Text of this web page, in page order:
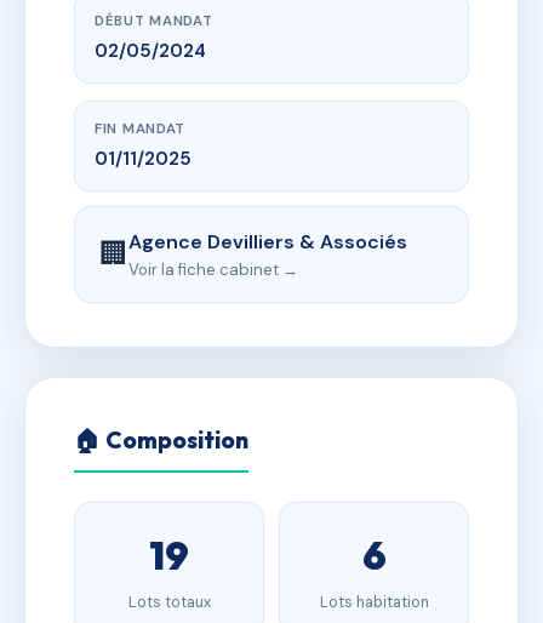
DÉBUT MANDAT
02/05/2024
FIN MANDAT
01/11/2025
🏢Agence Devilliers & Associés
Voir la fiche cabinet →
🏠 Composition
19
Lots totaux
6
Lots habitation